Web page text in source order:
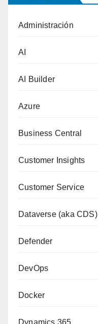
Administración
AI
AI Builder
Azure
Business Central
Customer Insights
Customer Service
Dataverse (aka CDS)
Defender
DevOps
Docker